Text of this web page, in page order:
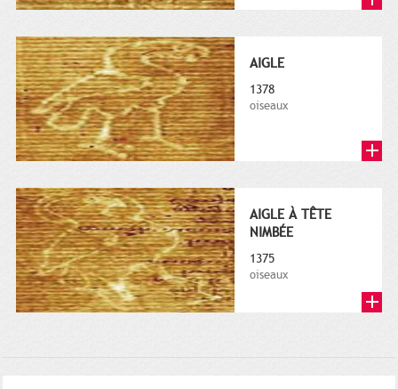
AIGLE
1378
oiseaux
AIGLE À TÊTE
NIMBÉE
1375
oiseaux